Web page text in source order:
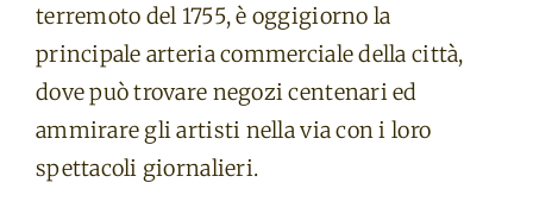
terremoto del 1755, è oggigiorno la
principale arteria commerciale della città,
dove può trovare negozi centenari ed
ammirare gli artisti nella via con i loro
spettacoli giornalieri.